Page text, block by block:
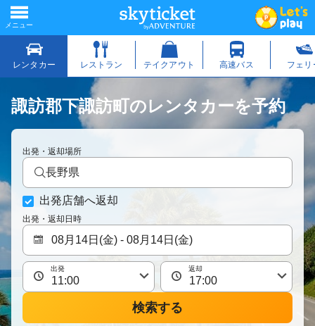
諏訪郡下諏訪町のレンタカーを予約
出発・返却場所
長野県
出発店舗へ返却
出発・返却日時
出発 返却
検索する